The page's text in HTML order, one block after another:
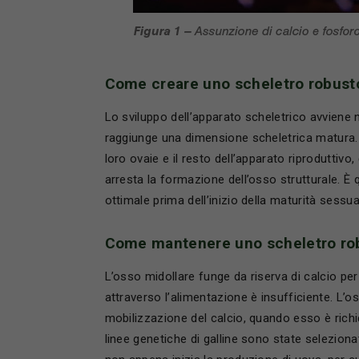
Come creare uno scheletro
Lo sviluppo dell’apparato scheletrico
raggiunge una dimensione scheletrica matura.
loro ovaie e il resto dell’apparato riproduttivo,
arresta la formazione dell’osso strutturale. È
ottimale prima dell’inizio della maturità
Come mantenere uno scheletro
L’osso midollare funge da riserva di calcio
attraverso l’alimentazione è insufficiente.
mobilizzazione del calcio, quando esso è
linee genetiche di galline sono state